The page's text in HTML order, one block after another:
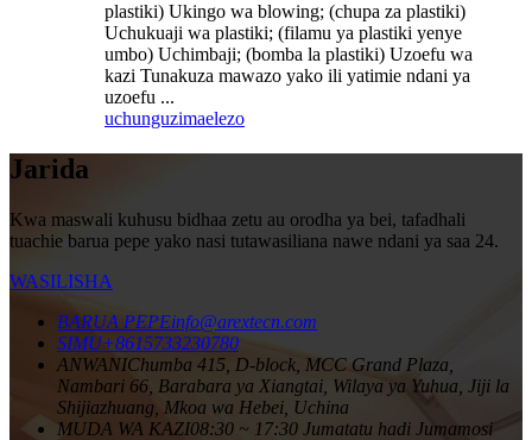
plastiki) Ukingo wa blowing; (chupa za plastiki)
Uchukuaji wa plastiki; (filamu ya plastiki yenye
umbo) Uchimbaji; (bomba la plastiki) Uzoefu wa
kazi Tunakuza mawazo yako ili yatimie ndani ya
uzoefu ...
uchunguzimaelezo
Jarida
Kwa maswali kuhusu bidhaa zetu au orodha ya bei, tafadhali
tuachie barua pepe yako nasi tutawasiliana nawe ndani ya saa 24.
WASILISHA
BARUA PEPEinfo@arextecn.com
SIMU+8615733230780
ANWANIChumba 415, D-block, MCC Grand Plaza,
Nambari 66, Barabara ya Xiangtai, Wilaya ya Yuhua, Jiji la
Shijiazhuang, Mkoa wa Hebei, Uchina
MUDA WA KAZI08:30 ~ 17:30 Jumatatu hadi Jumamosi